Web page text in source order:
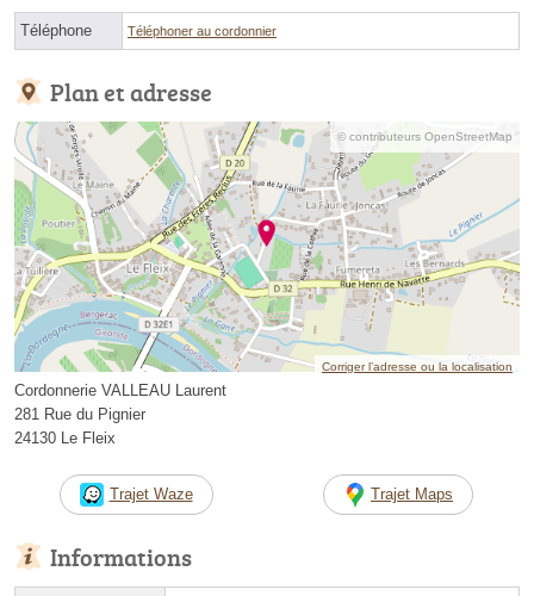
Téléphone Téléphoner au cordonnier
Plan et adresse
© contributeurs OpenStreetMap
Corriger l’adresse ou la localisation
Cordonnerie VALLEAU Laurent
281 Rue du Pignier
24130 Le Fleix
Trajet Waze Trajet Maps
Informations